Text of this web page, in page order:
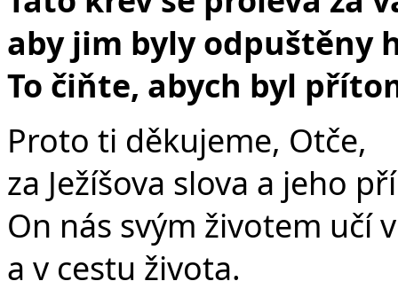
aby jim byly odpuštěny
To čiňte, abych byl
Proto ti děkujeme, Otče,
za Ježíšova slova a jeho
On nás svým životem učí
a v cestu života.